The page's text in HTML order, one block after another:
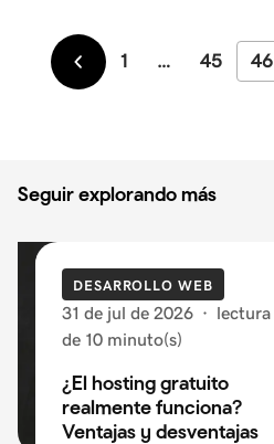
Más
1 … 45 46
Seguir explorando más
DESARROLLO WEB
31 de jul de 2026 · lectura
de 10 minuto(s)
¿El hosting gratuito
realmente funciona?
Ventajas y desventajas